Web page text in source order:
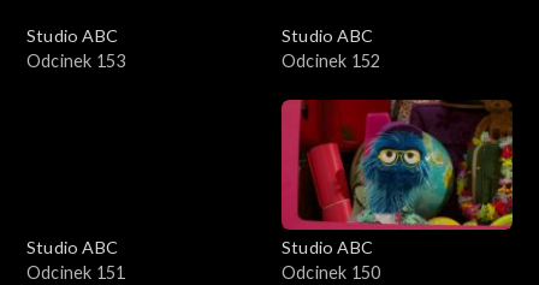
Studio ABC
Odcinek 153
Studio ABC
Odcinek 152
Studio ABC
Odcinek 151
Studio ABC
Odcinek 150